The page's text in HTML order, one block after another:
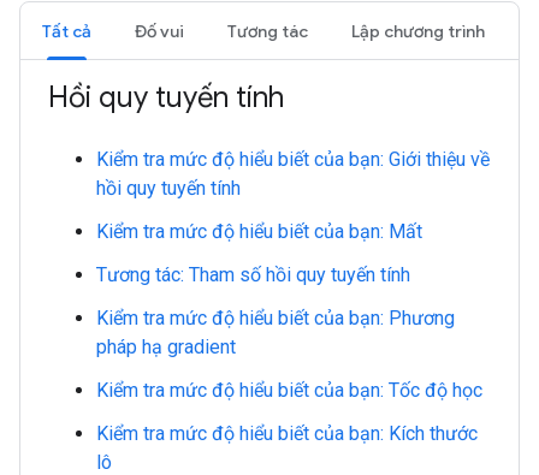
Tất cả Đố vui Tương tác Lập chương trình
Hồi quy tuyến tính
Kiểm tra mức độ hiểu biết của bạn: Giới thiệu về
hồi quy tuyến tính
Kiểm tra mức độ hiểu biết của bạn: Mất
Tương tác: Tham số hồi quy tuyến tính
Kiểm tra mức độ hiểu biết của bạn: Phương
pháp hạ gradient
Kiểm tra mức độ hiểu biết của bạn: Tốc độ học
Kiểm tra mức độ hiểu biết của bạn: Kích thước
lô